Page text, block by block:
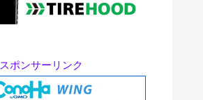
スポンサーリンク